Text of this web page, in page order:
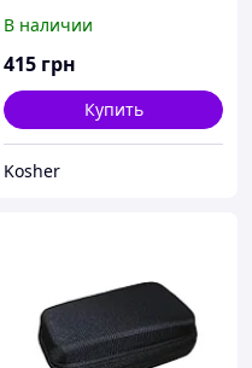
вышывкой на рукавах и
по верху
В наличии
415 грн
Купить
Kosher